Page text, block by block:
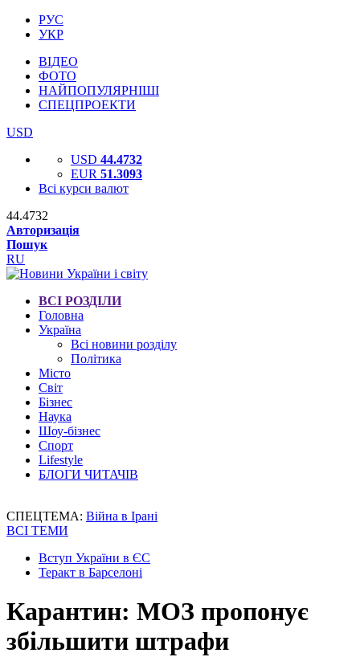
РУС
УКР
ВІДЕО
ФОТО
НАЙПОПУЛЯРНІШІ
СПЕЦПРОЕКТИ
USD
USD 44.4732
EUR 51.3093
Всі курси валют
44.4732
Авторизація
Пошук
RU
ВСІ РОЗДІЛИ
Головна
Україна
Всі новини розділу
Політика
Місто
Світ
Бізнес
Наука
Шоу-бізнес
Спорт
Lifestyle
БЛОГИ ЧИТАЧІВ
СПЕЦТЕМА: Війна в Ірані
ВСІ ТЕМИ
Вступ України в ЄС
Теракт в Барселоні
Карантин: МОЗ пропонує
збільшити штрафи